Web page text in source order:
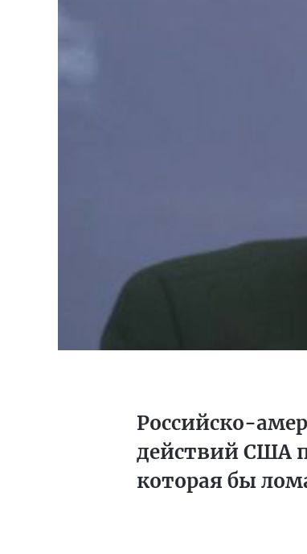
Российско-
действий США
которая бы